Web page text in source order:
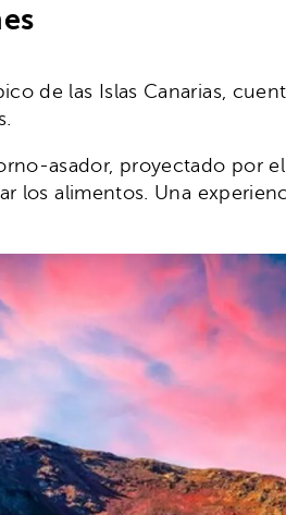
de las Islas Canarias,
asador, proyectado por
los alimentos. Una